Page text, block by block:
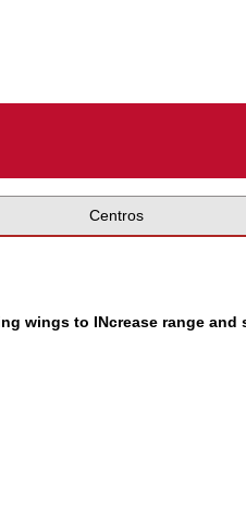
Centros
wings to INcrease range and